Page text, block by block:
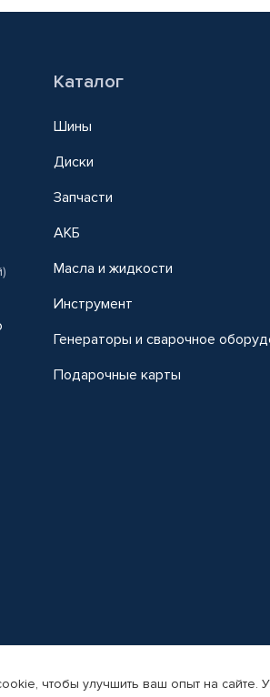
Каталог
Шины
Диски
Запчасти
АКБ
Масла и жидкости
Инструмент
Генераторы и сварочное
Подарочные карты
защищены. Интернет-магазин автомобильных
чтобы улучшить ваш опыт на сайте.